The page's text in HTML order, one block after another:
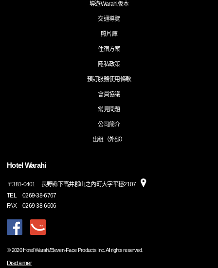
導遊Warahi版本
交通導覽
照片庫
住宿方案
隱私政策
預訂服務使用條款
會員協議
常見問題
公司簡介
出租（外部）
Hotel Warahi
〒381-0401
長野縣下高井郡山之內町大字平穩2107
TEL
0269-38-6767
FAX
0269-38-6606
© 2020 Hotel Warahi/Eleven-Face Products Inc. All rights reserved.
Disclaimer